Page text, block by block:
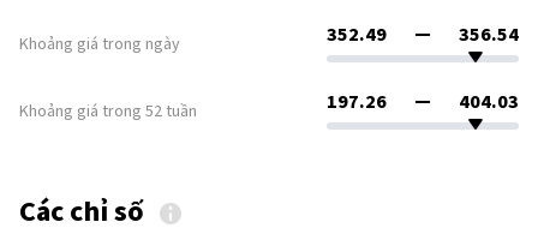
Khoảng giá trong ngày
Khoảng giá trong 52 tuần
352.49 356.54
197.26 404.03
Các chỉ số